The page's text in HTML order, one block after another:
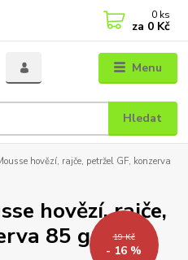
Menu
Hledat
0 ks
za 0 Kč
hovězí, rajče, petržel GF, konzerva
hovězí, rajče,
85 g
19 Kč
- 16 %